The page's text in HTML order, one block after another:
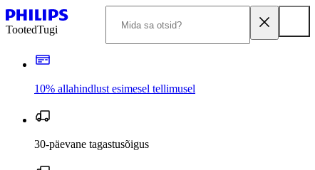
TootedTugi
10% allahindlust esimesel tellimusel
30-päevane tagastusõigus